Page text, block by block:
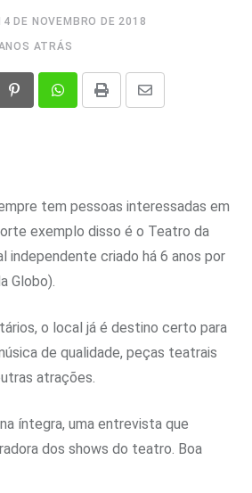
DE NOVEMBRO DE 2018
ATRÁS
PinterestWhatsappPrint
Share
tem pessoas interessadas em
exemplo disso é o Teatro da
independente criado há 6 anos por
Globo).
o local já é destino certo para
de qualidade, peças teatrais
atrações.
íntegra, uma entrevista que
dos shows do teatro. Boa